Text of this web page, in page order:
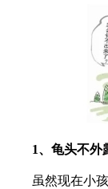
1、龟头不外
虽然现在小孩